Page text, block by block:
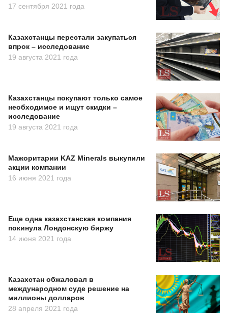
17 сентября 2021 года
Казахстанцы перестали закупаться
впрок – исследование
19 августа 2021 года
Казахстанцы покупают только самое
необходимое и ищут скидки –
исследование
19 августа 2021 года
Мажоритарии KAZ Minerals выкупили
акции компании
16 июня 2021 года
Еще одна казахстанская компания
покинула Лондонскую биржу
14 июня 2021 года
Казахстан обжаловал в
международном суде решение на
миллионы долларов
28 апреля 2021 года